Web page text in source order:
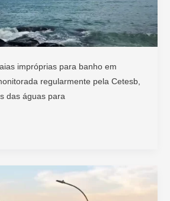
impróprias para banho em
regularmente pela Cetesb,
das águas para